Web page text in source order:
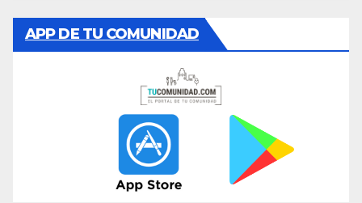
APP DE TU COMUNIDAD